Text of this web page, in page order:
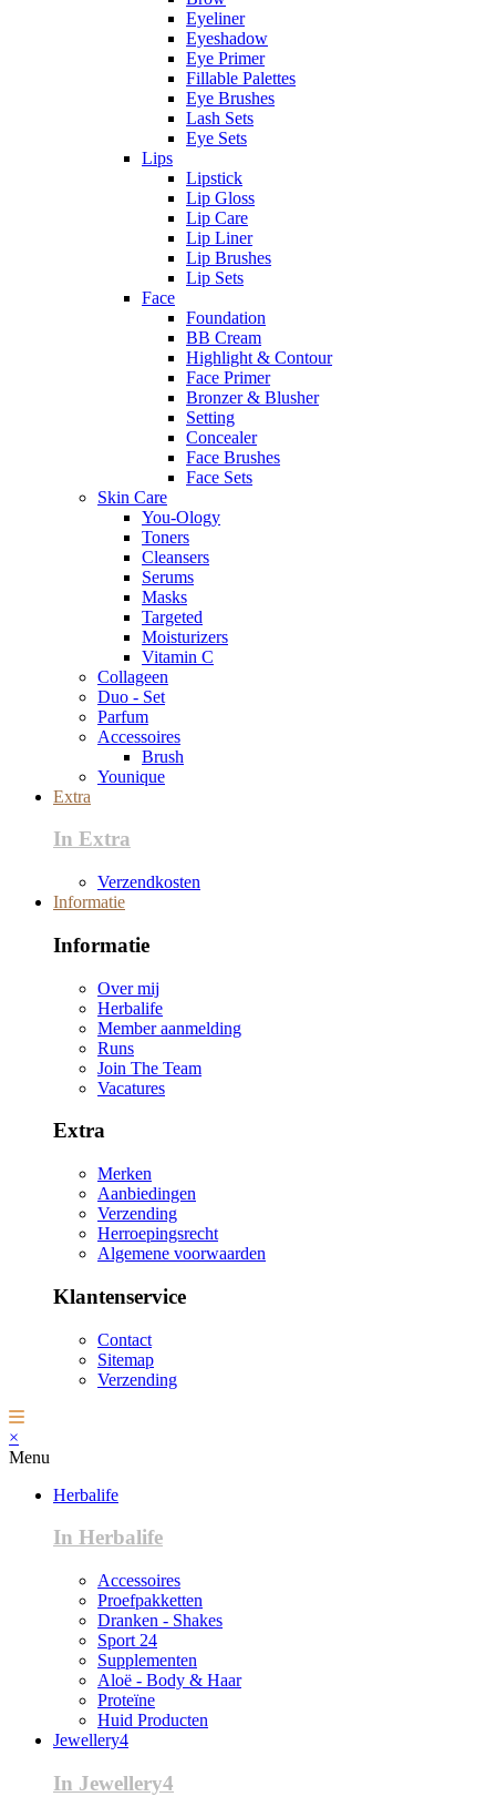
Eyeliner
Eyeshadow
Eye Primer
Fillable Palettes
Eye Brushes
Lash Sets
Eye Sets
Lips
Lipstick
Lip Gloss
Lip Care
Lip Liner
Lip Brushes
Lip Sets
Face
Foundation
BB Cream
Highlight & Contour
Face Primer
Bronzer & Blusher
Setting
Concealer
Face Brushes
Face Sets
Skin Care
You-Ology
Toners
Cleansers
Serums
Masks
Targeted
Moisturizers
Vitamin C
Collageen
Duo - Set
Parfum
Accessoires
Brush
Younique
Extra
In Extra
Verzendkosten
Informatie
Informatie
Over mij
Herbalife
Member aanmelding
Runs
Join The Team
Vacatures
Extra
Merken
Aanbiedingen
Verzending
Herroepingsrecht
Algemene voorwaarden
Klantenservice
Contact
Sitemap
Verzending
×
Menu
Herbalife
In Herbalife
Accessoires
Proefpakketten
Dranken - Shakes
Sport 24
Supplementen
Aloë - Body & Haar
Proteïne
Huid Producten
Jewellery4
In Jewellery4